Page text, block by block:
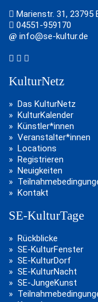
Marienstr. 31, 23795
04551-959170
info@se-kultur.de
KulturNetz
Das KulturNetz
KulturKalender
Künstler*innen
Veranstalter*innen
Locations
Registrieren
Neuigkeiten
Kontakt
SE-KulturTage
Rückblicke
SE-KulturFenster
SE-KulturDorf
SE-KulturNacht
SE-JungeKunst